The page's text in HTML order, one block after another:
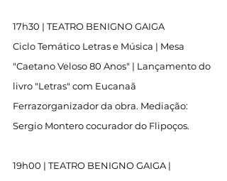
17h30 | TEATRO BENIGNO GAIGA
Ciclo Temático Letras e Música | Mesa
"Caetano Veloso 80 Anos" | Lançamento do
livro "Letras" com Eucanaã
Ferrazorganizador da obra. Mediação:
Sergio Montero cocurador do Flipoços.
19h00 | TEATRO BENIGNO GAIGA |